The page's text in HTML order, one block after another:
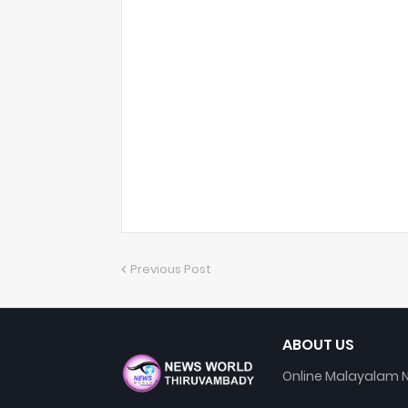
Previous Post
ABOUT US
Online Malayalam